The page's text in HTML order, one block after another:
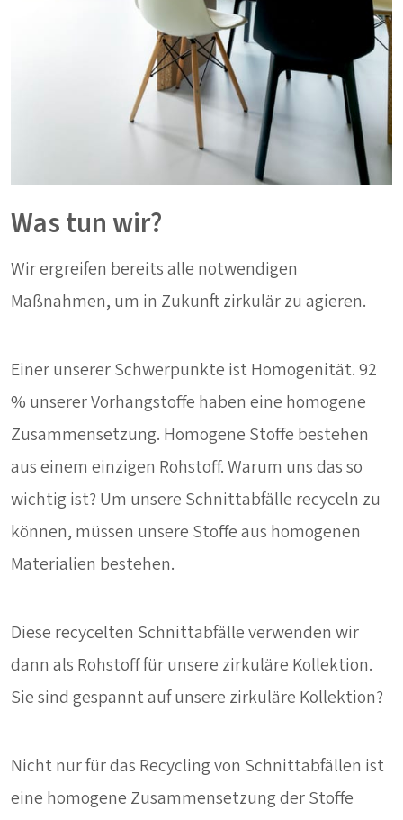
Was tun wir?
Wir ergreifen bereits alle notwendigen
Maßnahmen, um in Zukunft zirkulär zu agieren.
Einer unserer Schwerpunkte ist Homogenität. 92
% unserer Vorhangstoffe haben eine homogene
Zusammensetzung. Homogene Stoffe bestehen
aus einem einzigen Rohstoff. Warum uns das so
wichtig ist? Um unsere Schnittabfälle recyceln zu
können, müssen unsere Stoffe aus homogenen
Materialien bestehen.
Diese recycelten Schnittabfälle verwenden wir
dann als Rohstoff für unsere zirkuläre Kollektion.
Sie sind gespannt auf unsere zirkuläre Kollektion?
Nicht nur für das Recycling von Schnittabfällen ist
eine homogene Zusammensetzung der Stoffe